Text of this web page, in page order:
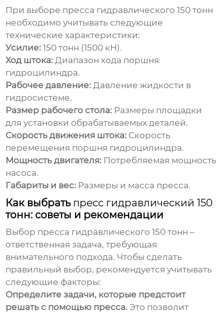
При выборе пресса гидравлического 150 тонн
необходимо учитывать следующие
технические характеристики:
Усилие: 150 тонн (1500 кН).
Ход штока: Диапазон хода поршня
гидроцилиндра.
Рабочее давление: Давление жидкости в
гидросистеме.
Размер рабочего стола: Размеры площадки
для установки обрабатываемых деталей.
Скорость движения штока: Скорость
перемещения поршня гидроцилиндра.
Мощность двигателя: Потребляемая мощность
насоса.
Габариты и вес: Размеры и масса пресса.
Как выбрать пресс гидравлический 150
тонн: советы и рекомендации
Выбор пресса гидравлического 150 тонн –
ответственная задача, требующая
внимательного подхода. Чтобы сделать
правильный выбор, рекомендуется учитывать
следующие факторы:
Определите задачи, которые предстоит
решать с помощью пресса. Это позволит